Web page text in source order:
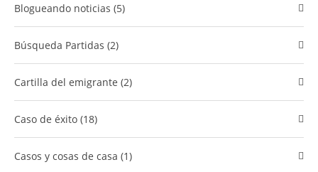
Blogueando noticias (5)
Búsqueda Partidas (2)
cartilla del emigrante (2)
caso de éxito (18)
Casos y cosas de casa (1)